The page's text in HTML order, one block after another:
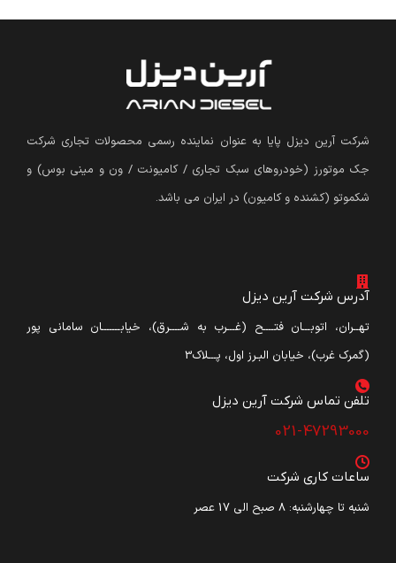
شرکت آرین دیزل پایا به عنوان نماینده رسمی محصولات تجاری شرکت
جک موتورز (خودروهای سبک تجاری / کامیونت / ون و مینی بوس) و
شکموتو (کشنده و کامیون) در ایران می باشد.
آدرس شرکت آرین دیزل
تهــران، اتوبـــان فتــــح (غـــرب به شــــرق)، خیابـــــــان سامانی پور
(گمرک غرب)، خیابان البـرز اول، پـــلاک3
تلفن تماس شرکت آرین دیزل​
021-47293000
ساعات کاری شرکت
شنبه تا چهارشنبه: ۸ صبح الی 17 عصر